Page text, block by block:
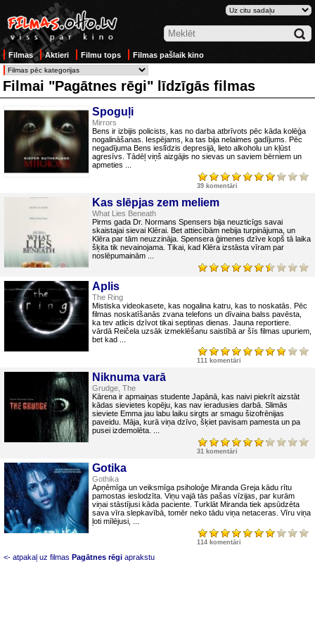
Filmas Aktieri Filmu tops Filmas pašlaik kino
Filmai "Pagātnes rēgi" līdzīgās filmas
Spoguļi
Mirrors
Bens ir izbijis policists, kas no darba atbrīvots pēc kāda kolēģa
nogalināšanas. Iespējams, ka tas bija nelaimes gadījums. Pēc
negadījuma Bens ieslīdzis depresijā, lieto alkoholu un kļūst
agresīvs. Tādēļ viņš aizgājis no sievas un saviem bērniem un
apmeties ...
39 komentāri
Kas slēpjas zem meliem
What Lies Beneath
Pirms gada Dr. Normans Spensers bija neuzticīgs savai
skaistajai sievai Klērai. Bet attiecībām nebija turpinājuma, un
Klēra par tām neuzzināja. Spensera ģimenes dzīve kopš tā laika
šķita tik nevainojama. Tikai, kad Klēra izstāsta vīram par
noslēpumainām ...
Aplis
The Ring
Mistiska videokasete, kas nogalina katru, kas to noskatās. Pēc
filmas noskatīšanās zvana telefons un dīvaina balss pavēsta,
ka tev atlicis dzīvot tikai septiņas dienas. Jauna reportiere.
vārdā Reičela uzsāk izmeklēšanu saistībā ar šīs filmas upuriem,
bet kad ...
111 komentāri
Niknuma varā
Grudge, The
Kārena ir apmaiņas studente Japānā, kas naivi piekrīt aizstāt
kādas sievietes kopēju, kas nav ieradusies darbā. Slimās
sieviete Emma jau labu laiku sirgts ar smagu šizofrēnijas
paveidu. Māja, kurā viņa dzīvo, šķiet pavisam pamesta un pa
pusei izdemolēta. ...
31 komentāri
Gotika
Gothika
Apņēmīga un veiksmīga psiholoģe Miranda Greja kādu rītu
pamostas ieslodzīta. Viņu vajā tās pašas vīzijas, par kurām
viņai stāstījusi kāda paciente. Turklāt Miranda tiek apsūdzēta
sava vīra slepkavībā, tomēr neko tādu viņa netaceras. Vīru viņa
ļoti mīlējusi, ...
114 komentāri
<- atpakaļ uz filmas Pagātnes rēgi aprakstu